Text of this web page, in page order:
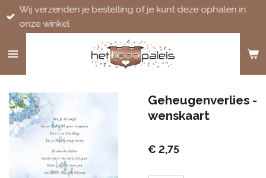
Ga
direct
de
Wij verzenden je bestelling of je kunt deze ophalen in
onze winkel
Geheugenverlies -
wenskaart
€ 2,75